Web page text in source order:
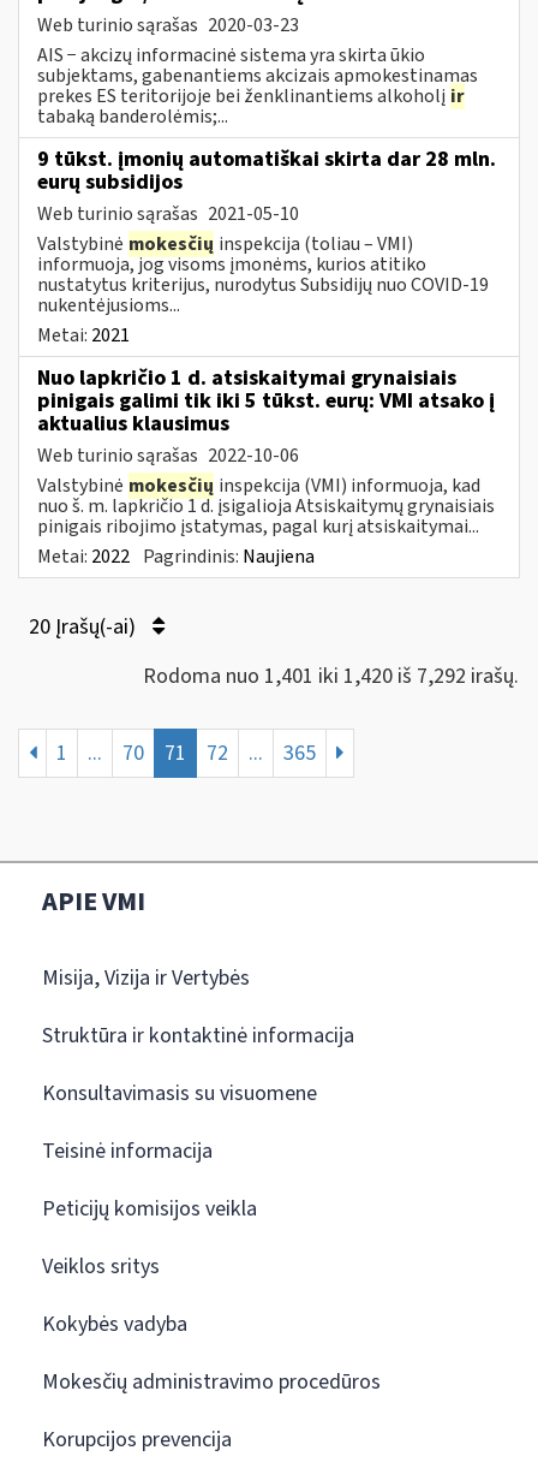
Web turinio sąrašas 2020-03-23
AIS − akcizų informacinė sistema yra skirta ūkio
subjektams, gabenantiems akcizais apmokestinamas
prekes ES teritorijoje bei ženklinantiems alkoholį ir
tabaką banderolėmis;...
9 tūkst. įmonių automatiškai skirta dar 28 mln.
eurų subsidijos
Web turinio sąrašas 2021-05-10
Valstybinė mokesčių inspekcija (toliau – VMI)
informuoja, jog visoms įmonėms, kurios atitiko
nustatytus kriterijus, nurodytus Subsidijų nuo COVID-19
nukentėjusioms...
Metai: 2021
Nuo lapkričio 1 d. atsiskaitymai grynaisiais
pinigais galimi tik iki 5 tūkst. eurų: VMI atsako į
aktualius klausimus
Web turinio sąrašas 2022-10-06
Valstybinė mokesčių inspekcija (VMI) informuoja, kad
nuo š. m. lapkričio 1 d. įsigalioja Atsiskaitymų grynaisiais
pinigais ribojimo įstatymas, pagal kurį atsiskaitymai...
Metai: 2022 Pagrindinis: Naujiena
20 Įrašų(-ai)
Rodoma nuo 1,401 iki 1,420 iš 7,292 irašų.
1 ... 70 71 72 ... 365
APIE VMI
Misija, Vizija ir Vertybės
Struktūra ir kontaktinė informacija
Konsultavimasis su visuomene
Teisinė informacija
Peticijų komisijos veikla
Veiklos sritys
Kokybės vadyba
Mokesčių administravimo procedūros
Korupcijos prevencija